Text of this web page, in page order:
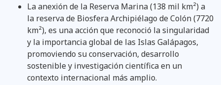
La anexión de la Reserva Marina (138 mil km²) a
la reserva de Biosfera Archipiélago de Colón (7720
km²), es una acción que reconoció la singularidad
y la importancia global de las Islas Galápagos,
promoviendo su conservación, desarrollo
sostenible y investigación científica en un
contexto internacional más amplio.